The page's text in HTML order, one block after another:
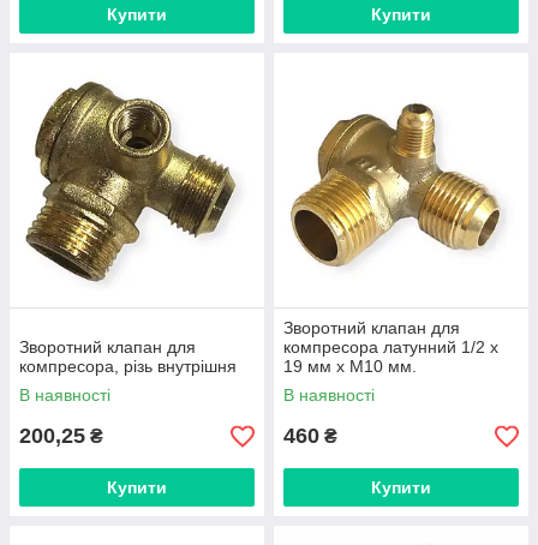
Купити Купити
Зворотний клапан для
компресора, різь внутрішня
В наявності
200,25 ₴
Купити
Зворотний клапан для
компресора латунний 1/2 х
19 мм х М10 мм.
В наявності
460 ₴
Купити